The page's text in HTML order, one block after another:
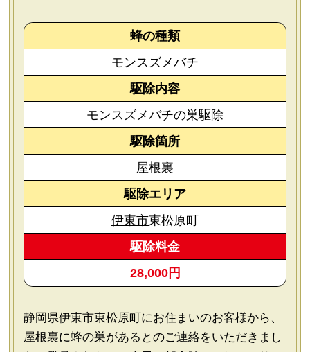
蜂の種類
モンスズメバチ
駆除内容
モンスズメバチの巣駆除
駆除箇所
屋根裏
駆除エリア
伊東市東松原町
駆除料金
28,000円
静岡県伊東市東松原町にお住まいのお客様から、
屋根裏に蜂の巣があるとのご連絡をいただきまし